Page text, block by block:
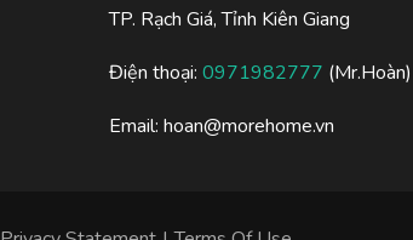
TP. Rạch Giá, Tỉnh Kiên Giang
Điện thoại: 0971982777 (Mr.Hoàn)
Email: hoan@morehome.vn